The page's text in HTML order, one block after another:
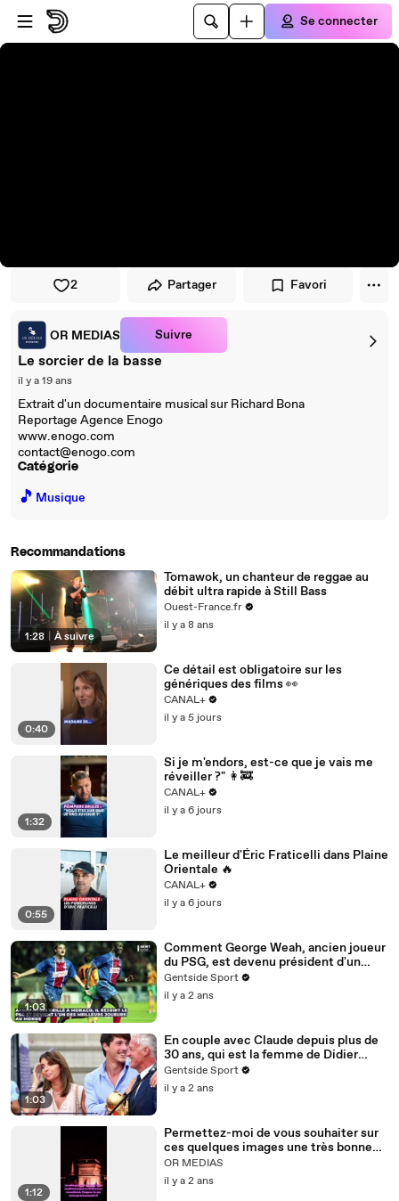
Passer au player
Passer au contenu principal
Se connecter
2 Partager Favori
OR MEDIAS Suivre
Le sorcier de la basse
il y a 19 ans
Extrait d'un documentaire musical sur Richard Bona
Reportage Agence Enogo
www.enogo.com
contact@enogo.com
Catégorie
🎵 Musique
Recommandations
1:28 À suivre
Tomawok, un chanteur de reggae au
débit ultra rapide à Still Bass
Ouest-France.fr
il y a 8 ans
0:40
Ce détail est obligatoire sur les
génériques des films 👀
CANAL+
il y a 5 jours
1:32
Si je m'endors, est-ce que je vais me
réveiller ?" 👩‍🚒
CANAL+
il y a 6 jours
0:55
Le meilleur d'Éric Fraticelli dans Plaine
Orientale 🔥
CANAL+
il y a 6 jours
1:03
Comment George Weah, ancien joueur
du PSG, est devenu président d'un
pays ?
Gentside Sport
il y a 2 ans
1:03
En couple avec Claude depuis plus de
30 ans, qui est la femme de Didier
Deschamps ?
Gentside Sport
il y a 2 ans
1:12
Permettez-moi de vous souhaiter sur
ces quelques images une très bonne
année 2025 #bonneannée
#happynewyear
OR MEDIAS
il y a 2 ans